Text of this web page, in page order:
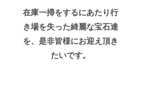
在庫一掃をするにあたり行
き場を失った綺麗な宝石達
を、是非皆様にお迎え頂き
たいです。